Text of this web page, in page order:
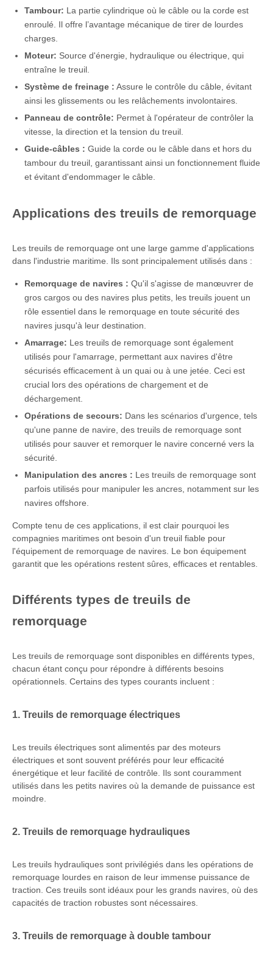
Tambour: La partie cylindrique où le câble ou la corde est
enroulé. Il offre l’avantage mécanique de tirer de lourdes
charges.
Moteur: Source d'énergie, hydraulique ou électrique, qui
entraîne le treuil.
Système de freinage : Assure le contrôle du câble, évitant
ainsi les glissements ou les relâchements involontaires.
Panneau de contrôle: Permet à l'opérateur de contrôler la
vitesse, la direction et la tension du treuil.
Guide-câbles : Guide la corde ou le câble dans et hors du
tambour du treuil, garantissant ainsi un fonctionnement fluide
et évitant d'endommager le câble.
Applications des treuils de remorquage
Les treuils de remorquage ont une large gamme d'applications
dans l'industrie maritime. Ils sont principalement utilisés dans :
Remorquage de navires : Qu'il s'agisse de manœuvrer de
gros cargos ou des navires plus petits, les treuils jouent un
rôle essentiel dans le remorquage en toute sécurité des
navires jusqu'à leur destination.
Amarrage: Les treuils de remorquage sont également
utilisés pour l'amarrage, permettant aux navires d'être
sécurisés efficacement à un quai ou à une jetée. Ceci est
crucial lors des opérations de chargement et de
déchargement.
Opérations de secours: Dans les scénarios d'urgence, tels
qu'une panne de navire, des treuils de remorquage sont
utilisés pour sauver et remorquer le navire concerné vers la
sécurité.
Manipulation des ancres : Les treuils de remorquage sont
parfois utilisés pour manipuler les ancres, notamment sur les
navires offshore.
Compte tenu de ces applications, il est clair pourquoi les
compagnies maritimes ont besoin d'un treuil fiable pour
l'équipement de remorquage de navires. Le bon équipement
garantit que les opérations restent sûres, efficaces et rentables.
Différents types de treuils de
remorquage
Les treuils de remorquage sont disponibles en différents types,
chacun étant conçu pour répondre à différents besoins
opérationnels. Certains des types courants incluent :
1. Treuils de remorquage électriques
Les treuils électriques sont alimentés par des moteurs
électriques et sont souvent préférés pour leur efficacité
énergétique et leur facilité de contrôle. Ils sont couramment
utilisés dans les petits navires où la demande de puissance est
moindre.
2. Treuils de remorquage hydrauliques
Les treuils hydrauliques sont privilégiés dans les opérations de
remorquage lourdes en raison de leur immense puissance de
traction. Ces treuils sont idéaux pour les grands navires, où des
capacités de traction robustes sont nécessaires.
3. Treuils de remorquage à double tambour